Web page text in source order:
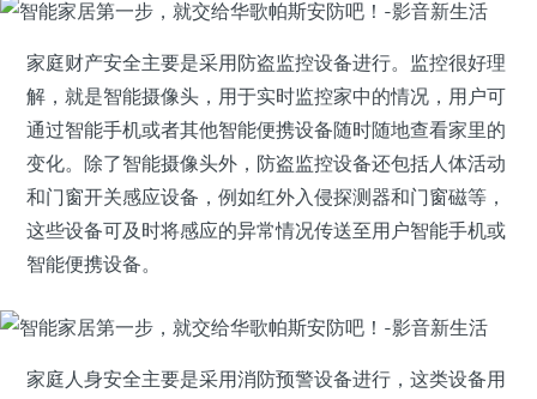
家庭财产安全主要是采用防盗监控设备进行。监控很好理
解，就是智能摄像头，用于实时监控家中的情况，用户可
通过智能手机或者其他智能便携设备随时随地查看家里的
变化。除了智能摄像头外，防盗监控设备还包括人体活动
和门窗开关感应设备，例如红外入侵探测器和门窗磁等，
这些设备可及时将感应的异常情况传送至用户智能手机或
智能便携设备。
家庭人身安全主要是采用消防预警设备进行，这类设备用